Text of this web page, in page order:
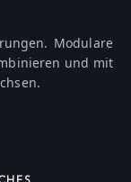
Modulare
und mit